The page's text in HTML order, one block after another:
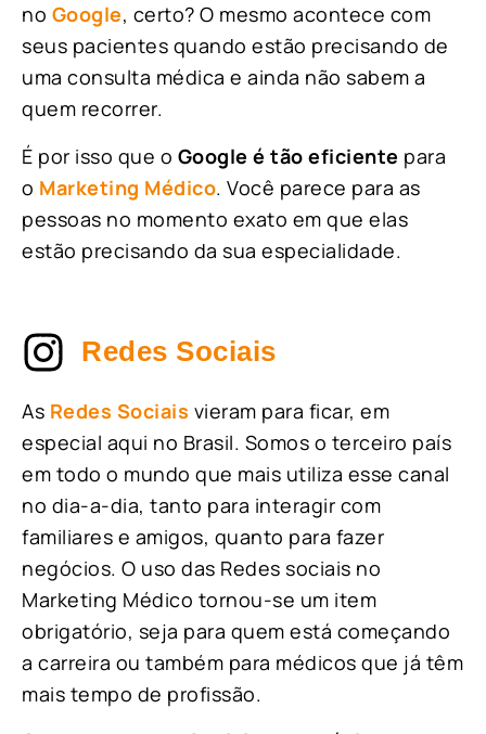
no Google, certo? O mesmo acontece com
seus pacientes quando estão precisando de
uma consulta médica e ainda não sabem a
quem recorrer.
É por isso que o Google é tão eficiente para
o Marketing Médico. Você parece para as
pessoas no momento exato em que elas
estão precisando da sua especialidade.
Redes Sociais
As Redes Sociais vieram para ficar, em
especial aqui no Brasil. Somos o terceiro país
em todo o mundo que mais utiliza esse canal
no dia-a-dia, tanto para interagir com
familiares e amigos, quanto para fazer
negócios. O uso das Redes sociais no
Marketing Médico tornou-se um item
obrigatório, seja para quem está começando
a carreira ou também para médicos que já têm
mais tempo de profissão.